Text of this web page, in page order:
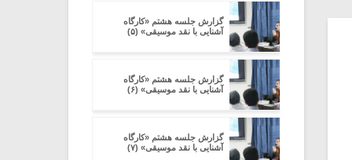
گزارش جلسه هشتم «کارگاه
آشنایی با نقد موسیقی» (۵)
گزارش جلسه هشتم «کارگاه
آشنایی با نقد موسیقی» (۶)
گزارش جلسه هشتم «کارگاه
آشنایی با نقد موسیقی» (۷)